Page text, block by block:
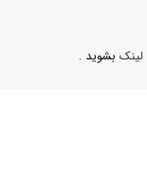
لینک بشوید .